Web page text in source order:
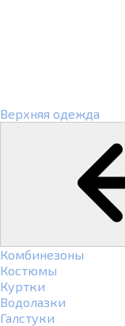
Верхняя одежда
Комбинезоны
Костюмы
Куртки
Водолазки
Галстуки